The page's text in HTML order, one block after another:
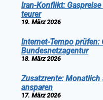
Iran-Konflikt:
teurer
19. März 2026
Internet-Tempo prüfen:
Bundesnetzagentur
18. März 2026
Zusatzrente: Monatlich
ansparen
17. März 2026